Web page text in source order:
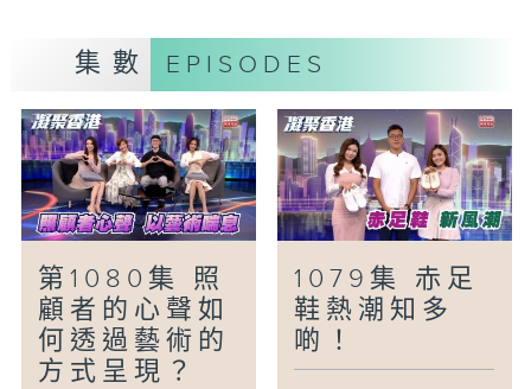
以將藥物直接送達腦部，毋須打針或進行手
術，讓患者在中風發生初期的「黃金救治時
間」即時使用，提供「院前」急救。
「玩樂好去處-遙控模型車體驗」
遙控模型車去年成為全運會群眾賽事，本港
的愛好者更是越來越多，越玩越專！今次主
隨中國香港模型運動總會的教練，感受當中
的極速體驗。之後又到一個私人越野遙控車
場，試玩崎嶇不平的越野賽道。兩種賽道，
同樣充滿挑戰性！
集數 EPISODES
第1080集 照
顧者的心聲如
何透過藝術的
方式呈現？
1079集 赤足
鞋熱潮知多
啲！